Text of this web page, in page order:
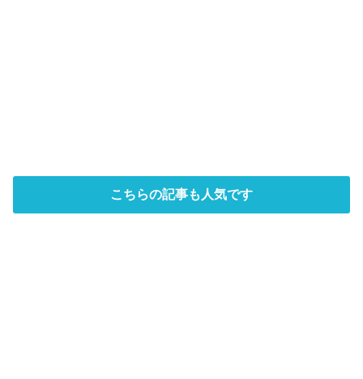
こちらの記事も人気です